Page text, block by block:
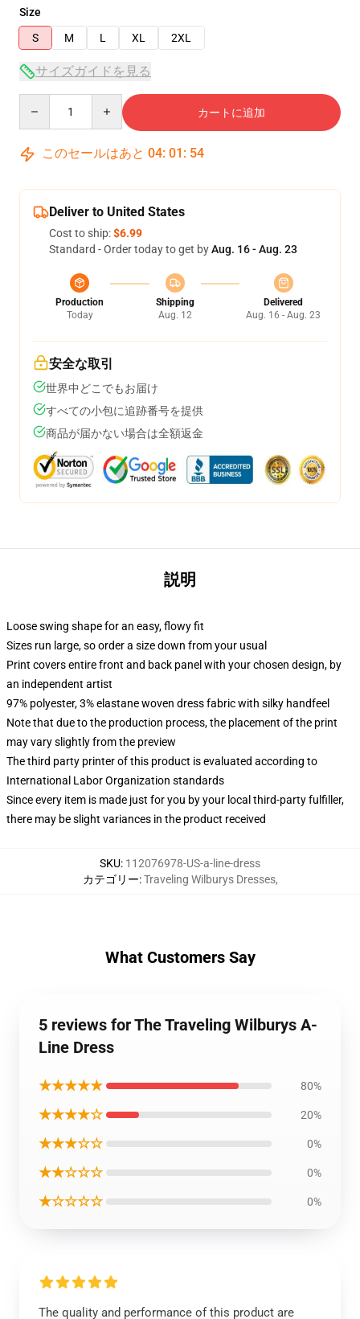
Size
S
M L XL 2XL
サイズガイドを見る
カートに追加
このセールはあと 04: 01 : 54
Deliver to United States
Cost to ship:$6.99
Standard - Order today to get byAug. 16 - Aug. 23
Production
Today
Shipping
Aug. 12
Delivered
Aug. 16 - Aug. 23
安全な取引
世界中どこでもお届け
すべての小包に追跡番号を提供
商品が届かない場合は全額返金
説明
Loose swing shape for an easy, flowy fit
Sizes run large, so order a size down from your usual
Print covers entire front and back panel with your chosen design, by
an independent artist
97% polyester, 3% elastane woven dress fabric with silky handfeel
Note that due to the production process, the placement of the print
may vary slightly from the preview
The third party printer of this product is evaluated according to
International Labor Organization standards
Since every item is made just for you by your local third-party fulfiller,
there may be slight variances in the product received
SKU: 112076978-US-a-line-dress
カテゴリー:Traveling Wilburys Dresses,
What Customers Say
5 reviews for The Traveling Wilburys A-
Line Dress
★★★★★ 80%
★★★★☆ 20%
★★★☆☆ 0%
★★☆☆☆ 0%
★☆☆☆☆ 0%
The quality and performance of this product are